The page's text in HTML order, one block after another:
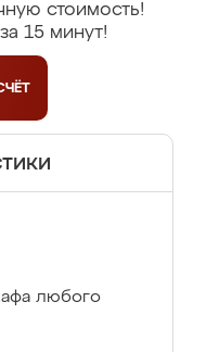
стоимость!
15 минут!
любого